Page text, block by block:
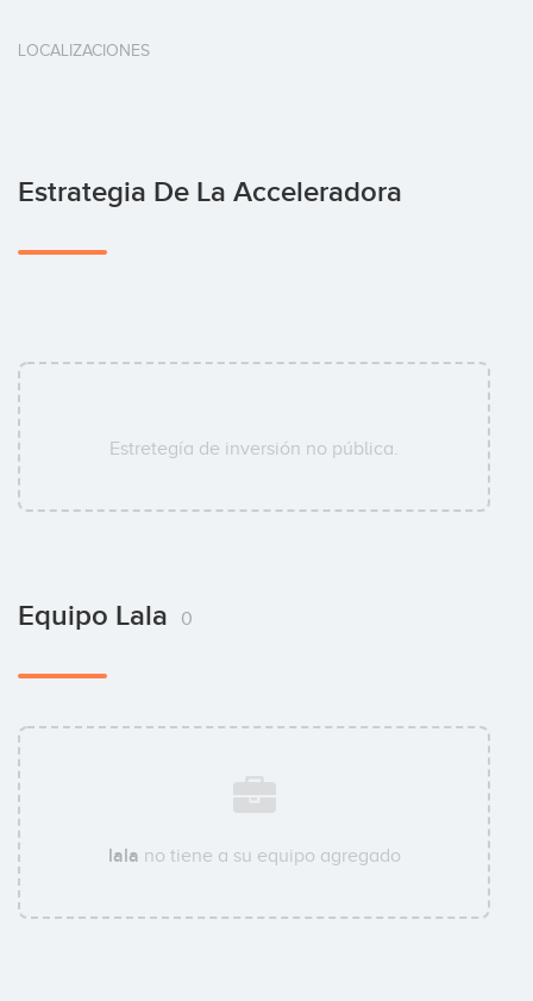
LOCALIZACIONES
Estrategia De La Acceleradora
Estretegía de inversión no pública.
Equipo Lala 0
lala no tiene a su equipo agregado